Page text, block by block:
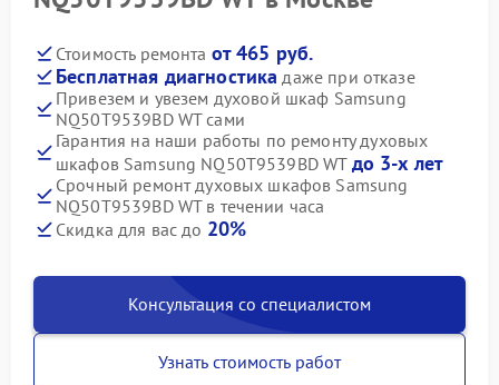
Стоимость ремонта от 465 руб.
Бесплатная диагностика даже при отказе
Привезем и увезем духовой шкаф Samsung
NQ50T9539BD WT сами
Гарантия на наши работы по ремонту духовых
шкафов Samsung NQ50T9539BD WT до 3-х лет
Срочный ремонт духовых шкафов Samsung
NQ50T9539BD WT в течении часа
Скидка для вас до 20%
Консультация со специалистом
Узнать стоимость работ